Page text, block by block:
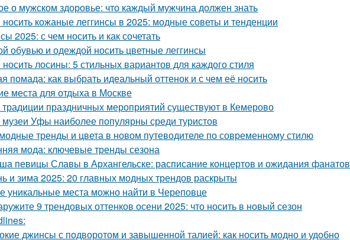
о мужском здоровье: что каждый мужчина должен знать
кожаные леггинсы в 2025: модные советы и тенденции
2025: с чем носить и как сочетать
обувью и одеждой носить цветные леггинсы
лосины: 5 стильных вариантов для каждого стиля
помада: как выбрать идеальный оттенок и с чем её носить
места для отдыха в Москве
традиции праздничных мероприятий существуют в Кемерово
музеи Уфы наиболее популярны среди туристов
тренды и цвета в новом путеводителе по современному стилю
мода: ключевые тренды сезона
певицы Славы в Архангельске: расписание концертов и ожидания фанатов
и зима 2025: 20 главных модных трендов раскрыты
уникальные места можно найти в Череповце
9 трендовых оттенков осени 2025: что носить в новый сезон
джинсы с подворотом и завышенной талией: как носить модно и удобно